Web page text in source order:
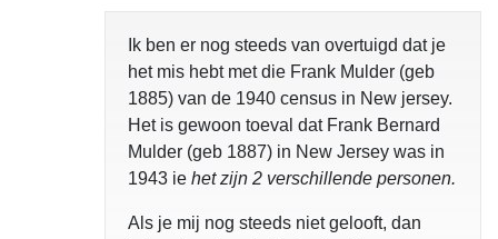
Ik ben er nog steeds van overtuigd dat je
het mis hebt met die Frank Mulder (geb
1885) van de 1940 census in New jersey.
Het is gewoon toeval dat Frank Bernard
Mulder (geb 1887) in New Jersey was in
1943 ie het zijn 2 verschillende personen.
Als je mij nog steeds niet gelooft, dan